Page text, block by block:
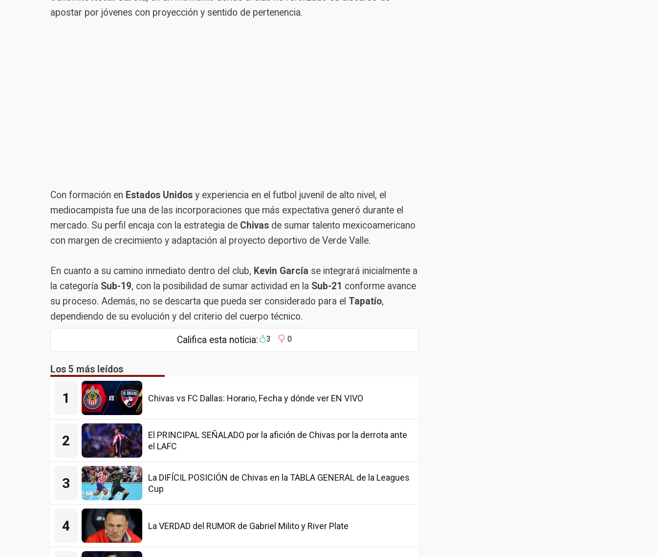
apostar por jóvenes con proyección y sentido de pertenencia.
Con formación en Estados Unidos y experiencia en el futbol juvenil de alto nivel, el
mediocampista fue una de las incorporaciones que más expectativa generó durante el
mercado. Su perfil encaja con la estrategia de Chivas de sumar talento mexicoamericano
con margen de crecimiento y adaptación al proyecto deportivo de Verde Valle.
En cuanto a su camino inmediato dentro del club, Kevin García se integrará inicialmente a
la categoría Sub-19, con la posibilidad de sumar actividad en la Sub-21 conforme avance
su proceso. Además, no se descarta que pueda ser considerado para el Tapatío,
dependiendo de su evolución y del criterio del cuerpo técnico.
Califica esta notícia: 3 0
Los 5 más leídos
1 Chivas vs FC Dallas: Horario, Fecha y dónde ver EN VIVO
2
El PRINCIPAL SEÑALADO por la afición de Chivas por la derrota ante
el LAFC
3
La DIFÍCIL POSICIÓN de Chivas en la TABLA GENERAL de la Leagues
Cup
4 La VERDAD del RUMOR de Gabriel Milito y River Plate